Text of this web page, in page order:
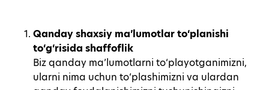
Qanday shaxsiy ma’lumotlar to‘planishi
to‘g‘risida shaffoflik
Biz qanday ma’lumotlarni to‘playotganimizni,
ularni nima uchun to‘plashimizni va ulardan